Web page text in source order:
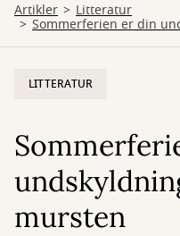
Artikler Litteratur
Sommerferien er din
LITTERATUR
mursten